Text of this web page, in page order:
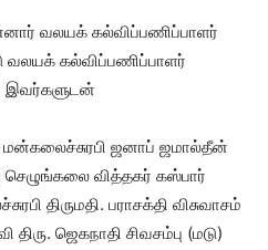
வலயக் கல்விப்பணிப்பாளர்
வலயக் கல்விப்பணிப்பாளர்
இவர்களுடன்
மன்கலைச்சுரபி ஜனாப் ஜமால்தீன்
செழுங்கலை வித்தகர் கஸ்பார்
திருமதி. பராசக்தி விசுவாசம்
ஜெகநாதி சிவசம்பு (மடு)